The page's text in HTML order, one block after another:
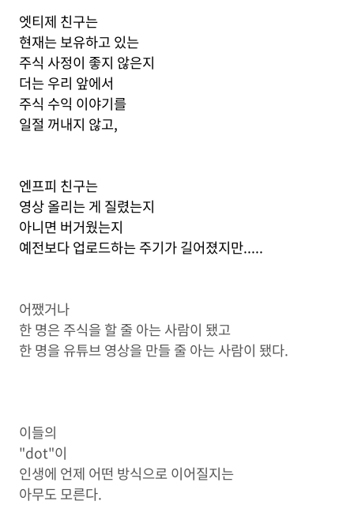
엣티제 친구는
현재는 보유하고 있는
주식 사정이 좋지 않은지
더는 우리 앞에서
주식 수익 이야기를
일절 꺼내지 않고,
엔프피 친구는
영상 올리는 게 질렸는지
아니면 버거웠는지
예전보다 업로드하는 주기가 길어졌지만.....
어쨌거나
한 명은 주식을 할 줄 아는 사람이 됐고
한 명을 유튜브 영상을 만들 줄 아는 사람이 됐다.
이들의
"dot"이
인생에 언제 어떤 방식으로 이어질지는
아무도 모른다.